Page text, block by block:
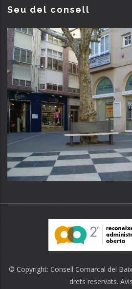
Seu del consell
© Copyright: Consell Comarcal del
drets reservats.